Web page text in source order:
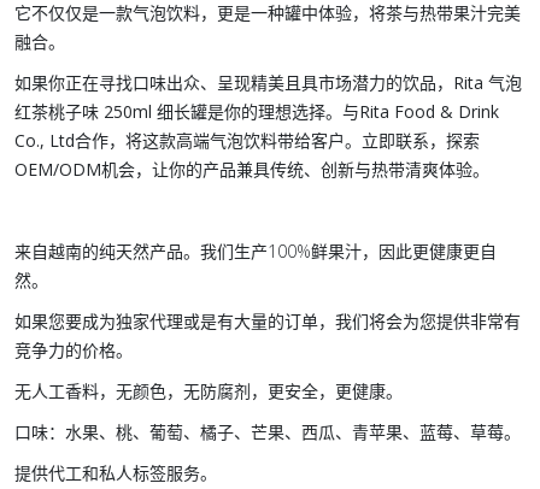
它不仅仅是一款气泡饮料，更是一种罐中体验，将茶与热带果汁完美
融合。
如果你正在寻找口味出众、呈现精美且具市场潜力的饮品， Rita 气泡
红茶桃子味 250ml 细长罐是你的理想选择。与Rita Food & Drink
Co., Ltd合作，将这款高端气泡饮料带给客户。立即联系，探索
OEM/ODM机会，让你的产品兼具传统、创新与热带清爽体验。
来自越南的纯天然产品。我们生产100%鲜果汁，因此更健康更自
然。
如果您要成为独家代理或是有大量的订单，我们将会为您提供非常有
竞争力的价格。
无人工香料，无颜色，无防腐剂，更安全，更健康。
口味：水果、桃、葡萄、橘子、芒果、西瓜、青苹果、蓝莓、草莓。
提供代工和私人标签服务。